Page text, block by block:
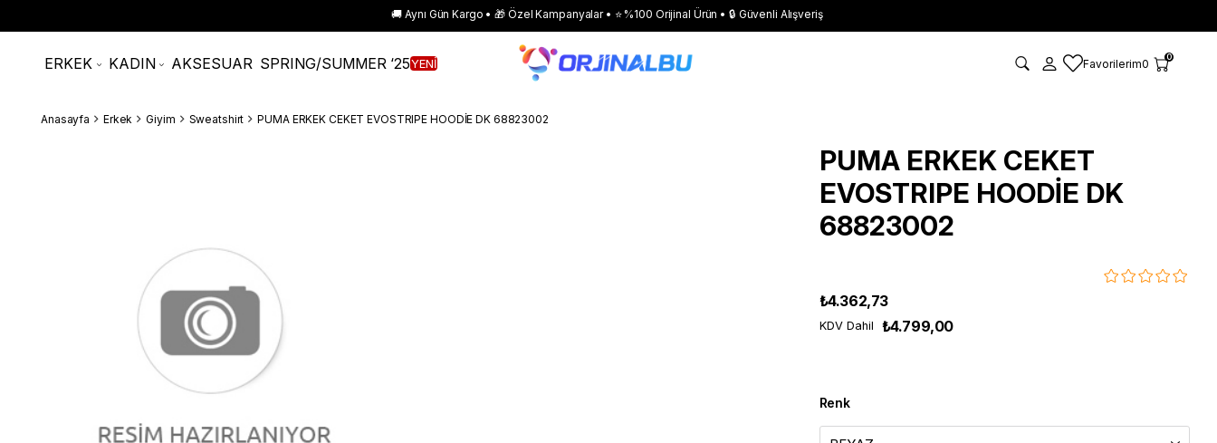
🚚 Aynı Gün Kargo • 🎁 Özel Kampanyalar • ⭐ %100 Orijinal Ürün • 🔒 Güvenli Alışveriş
ERKEK KADIN AKSESUAR SPRING/SUMMER ‘25YENİ Favorilerim0 0
Anasayfa Erkek Giyim Sweatshirt PUMA ERKEK CEKET EVOSTRIPE HOODİE DK 68823002
PUMA ERKEK CEKET
EVOSTRIPE HOODİE DK
68823002
₺4.362,73
KDV Dahil ₺4.799,00
Renk